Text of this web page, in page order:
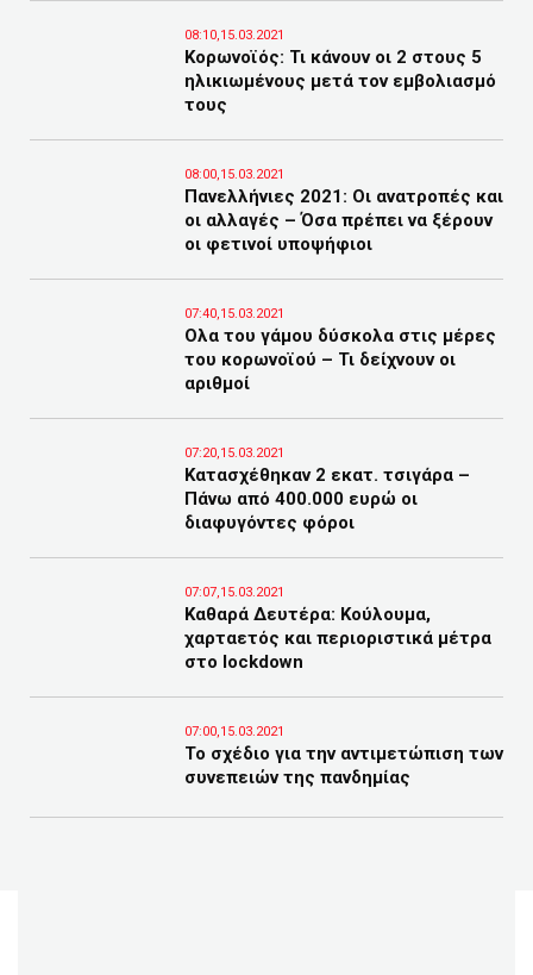
08:10,15.03.2021
Κορωνοϊός: Τι κάνουν οι 2 στους 5
ηλικιωμένους μετά τον εμβολιασμό
τους
08:00,15.03.2021
Πανελλήνιες 2021: Οι ανατροπές και
οι αλλαγές – Όσα πρέπει να ξέρουν
οι φετινοί υποψήφιοι
07:40,15.03.2021
Ολα του γάμου δύσκολα στις μέρες
του κορωνοϊού – Τι δείχνουν οι
αριθμοί
07:20,15.03.2021
Κατασχέθηκαν 2 εκατ. τσιγάρα –
Πάνω από 400.000 ευρώ οι
διαφυγόντες φόροι
07:07,15.03.2021
Καθαρά Δευτέρα: Κούλουμα,
χαρταετός και περιοριστικά μέτρα
στο lockdown
07:00,15.03.2021
Το σχέδιο για την αντιμετώπιση των
συνεπειών της πανδημίας